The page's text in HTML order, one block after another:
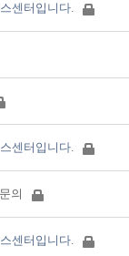
센터입니다.
센터입니다.
의
센터입니다.